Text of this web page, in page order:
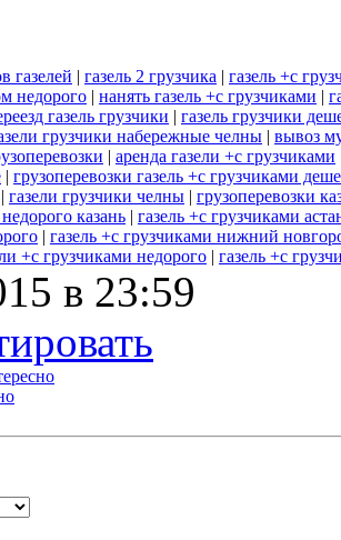
газелей | газель 2 грузчика | газель +с
недорого | нанять газель +с грузчиками |
газель грузчики | газель грузчики
грузчики набережные челны | вывоз
| аренда газели +с грузчиками
| грузоперевозки газель +с грузчиками
| газели грузчики челны | грузоперевозки
казань | газель +с грузчиками
| газель +с грузчиками нижний
+с грузчиками недорого | газель +с
в 23:59